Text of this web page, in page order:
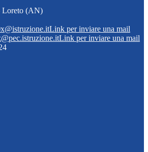
Loreto (AN)
Link per inviare una mail
Link per inviare una mail